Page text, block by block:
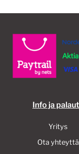
Info ja
Yritys
Ota yhteyttä